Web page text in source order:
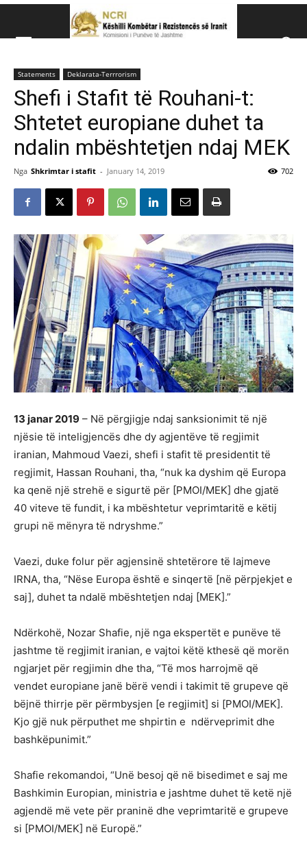
Këshillit Kombëtar të Rezistencës së Iranit (NCRI)
Statements Deklarata-Terrrorism
Shefi i Stafit të Rouhani-t:
Shtetet europiane duhet ta
ndalin mbështetjen ndaj MEK
Nga Shkrimtar i stafit - January 14, 2019 702
13 janar 2019 – Në përgjigje ndaj sanksionimit të një
njësie të inteligjencës dhe dy agjentëve të regjimit
iranian, Mahmoud Vaezi, shefi i stafit të presidentit të
regjimit, Hassan Rouhani, tha, “nuk ka dyshim që Europa
ka qenë një strehë e sigurtë për [PMOI/MEK] dhe gjatë
40 viteve të fundit, i ka mbështetur veprimtaritë e këtij
grupi në mënyra të ndryshme.”
Vaezi, duke folur për agjensinë shtetërore të lajmeve
IRNA, tha, “Nëse Europa është e sinqertë [në përpjekjet e
saj], duhet ta ndalë mbështetjen ndaj [MEK].”
Ndërkohë, Nozar Shafie, një nga ekspertët e punëve të
jashtme të regjimit iranian, e vajtoi këtë kthesë që morën
ngjarjet për regjimin dhe tha, “Të mos harrojmë që
vendet europiane janë bërë vendi i takimit të grupeve që
bëjnë thirrje për përmbysjen [e regjimit] si [PMOI/MEK].
Kjo gjë nuk përputhet me shpirtin e ndërveprimit dhe
bashkëpunimit.”
Shafie rekomandoi, “Unë besoj që në bisedimet e saj me
Bashkimin Europian, ministria e jashtme duhet të ketë një
agjendë më vete për praninë dhe veprimtaritë e grupeve
si [PMOI/MEK] në Europë.”